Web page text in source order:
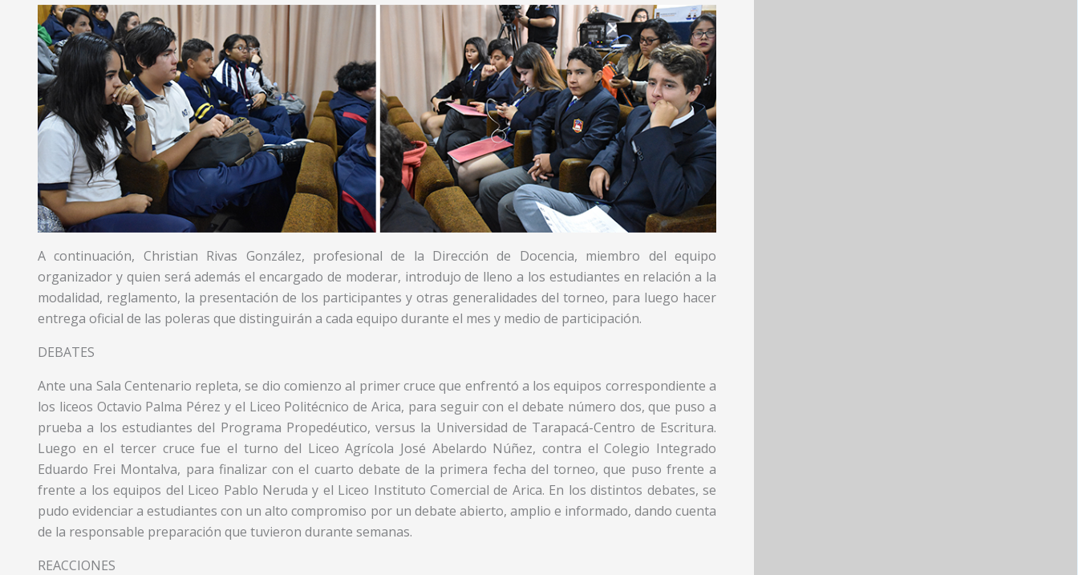
A continuación, Christian Rivas González, profesional de la Dirección de Docencia, miembro del equipo
organizador y quien será además el encargado de moderar, introdujo de lleno a los estudiantes en relación a la
modalidad, reglamento, la presentación de los participantes y otras generalidades del torneo, para luego hacer
entrega oficial de las poleras que distinguirán a cada equipo durante el mes y medio de participación.
DEBATES
Ante una Sala Centenario repleta, se dio comienzo al primer cruce que enfrentó a los equipos correspondiente a
los liceos Octavio Palma Pérez y el Liceo Politécnico de Arica, para seguir con el debate número dos, que puso a
prueba a los estudiantes del Programa Propedéutico, versus la Universidad de Tarapacá-Centro de Escritura.
Luego en el tercer cruce fue el turno del Liceo Agrícola José Abelardo Núñez, contra el Colegio Integrado
Eduardo Frei Montalva, para finalizar con el cuarto debate de la primera fecha del torneo, que puso frente a
frente a los equipos del Liceo Pablo Neruda y el Liceo Instituto Comercial de Arica. En los distintos debates, se
pudo evidenciar a estudiantes con un alto compromiso por un debate abierto, amplio e informado, dando cuenta
de la responsable preparación que tuvieron durante semanas.
REACCIONES